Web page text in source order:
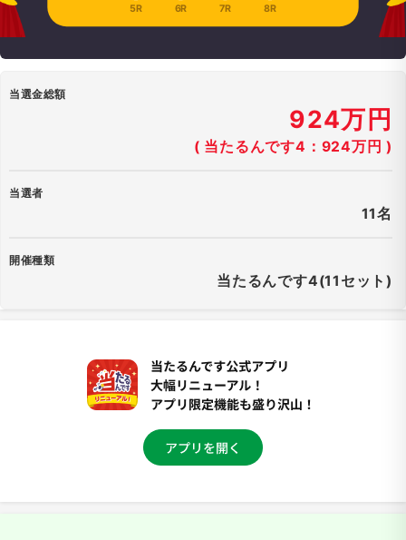
5R 6R 7R 8R
当選金総額
924万円
( 当たるんです4：924万円 )
当選者
11名
開催種類
当たるんです4(11セット)